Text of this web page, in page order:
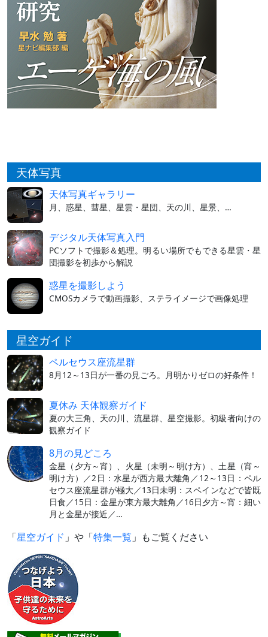
天体写真
天体写真ギャラリー
月、惑星、彗星、星雲・星団、天の川、星景、…
デジタル天体写真入門
PCソフトで撮影＆処理。明るい場所でもできる星雲・星
団撮影を初歩から解説
惑星を撮影しよう
CMOSカメラで動画撮影、ステライメージで画像処理
星空ガイド
ペルセウス座流星群
8月12～13日が一番の見ごろ。月明かりゼロの好条件！
夏休み 天体観察ガイド
夏の大三角、天の川、流星群、星空撮影。初級者向けの
観察ガイド
8月の見どころ
金星（夕方～宵）、火星（未明～明け方）、土星（宵～
明け方）／2日：水星が西方最大離角／12～13日：ペル
セウス座流星群が極大／13日未明：スペインなどで皆既
日食／15日：金星が東方最大離角／16日夕方～宵：細い
月と金星が接近／…
「星空ガイド 」や「特集一覧 」もご覧ください